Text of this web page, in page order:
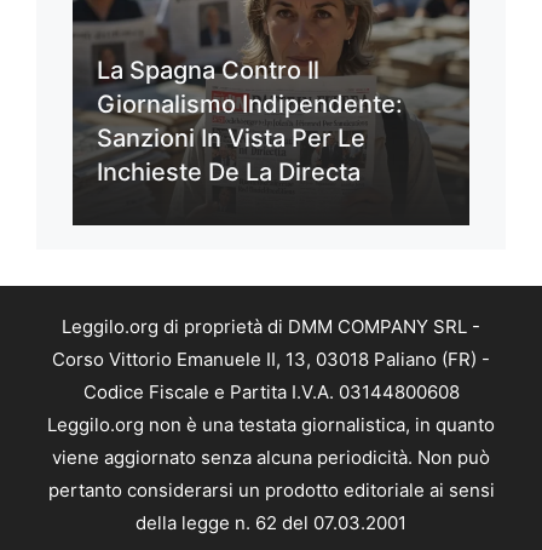
La Spagna Contro Il
Giornalismo Indipendente:
Sanzioni In Vista Per Le
Inchieste De La Directa
Leggilo.org di proprietà di DMM COMPANY SRL -
Corso Vittorio Emanuele II, 13, 03018 Paliano (FR) -
Codice Fiscale e Partita I.V.A. 03144800608
Leggilo.org non è una testata giornalistica, in quanto
viene aggiornato senza alcuna periodicità. Non può
pertanto considerarsi un prodotto editoriale ai sensi
della legge n. 62 del 07.03.2001